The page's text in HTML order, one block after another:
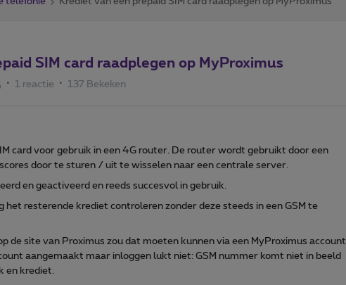
SIM card raadplegen op MyProximus
1 reactie 137 Bekeken
card voor gebruik in een 4G router. De router wordt gebruikt door een
door te sturen / uit te wisselen naar een centrale server.
en geactiveerd en reeds succesvol in gebruik.
het resterende krediet controleren zonder deze steeds in een GSM te
de site van Proximus zou dat moeten kunnen via een MyProximus account.
aangemaakt maar inloggen lukt niet: GSM nummer komt niet in beeld
en krediet.